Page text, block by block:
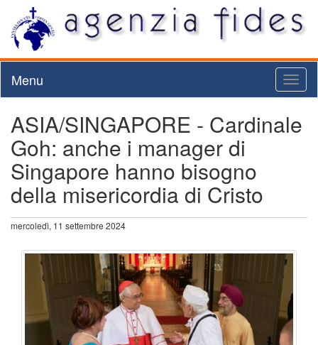
Menu
ASIA/SINGAPORE - Cardinale
Goh: anche i manager di
Singapore hanno bisogno
della misericordia di Cristo
mercoledì, 11 settembre 2024